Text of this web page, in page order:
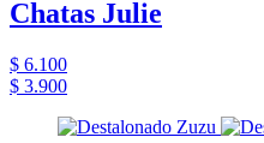
Chatas Julie
$ 6.100
$ 3.900